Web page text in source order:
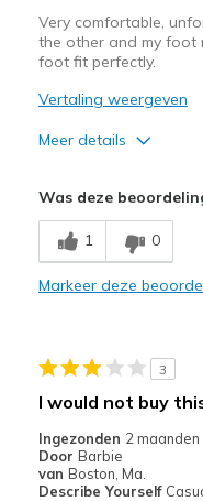
View On Shoes
Very comfortable,
the other and my foot
foot fit perfectly.
Vertaling weergeven
Meer details
Comfortable
View On Shoes
Was deze
1 0
Markeer deze
3
I would not buy
Ingezonden 2
Door Barbie
van Boston, Ma.
Describe Yourself